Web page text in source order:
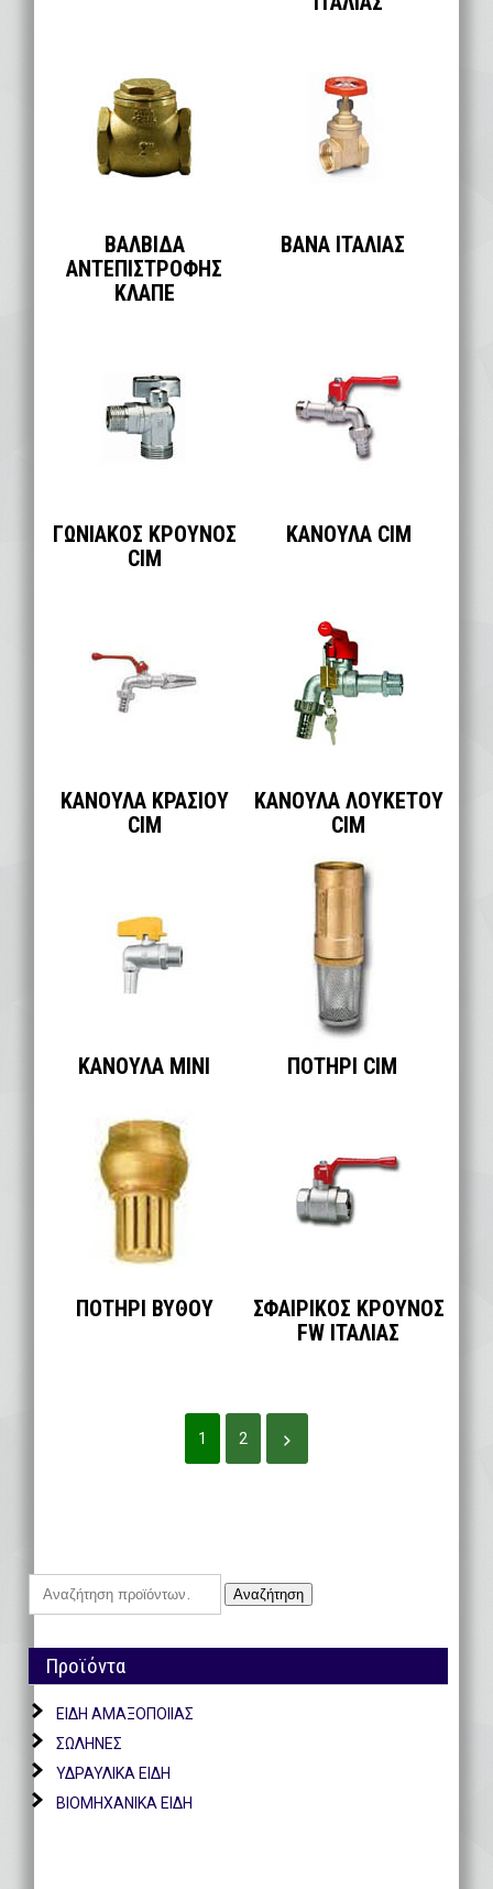
ΒΑΛΒΙΔΑ
ΑΝΤΕΠΙΣΤΡΟΦΗΣ
ΚΛΑΠΕ
ΒΑΝΑ ΙΤΑΛΙΑΣ
ΓΩΝΙΑΚΟΣ ΚΡΟΥΝΟΣ
CIM
ΚΑΝΟΥΛΑ CIM
ΚΑΝΟΥΛΑ ΚΡΑΣΙΟΥ
CIM
ΚΑΝΟΥΛΑ ΛΟΥΚΕΤΟΥ
CIM
ΚΑΝΟΥΛΑ ΜΙΝΙ ΠΟΤΗΡΙ CIM
ΠΟΤΗΡΙ ΒΥΘΟΥ
ΣΦΑΙΡΙΚΟΣ ΚΡΟΥΝΟΣ
FW ΙΤΑΛΙΑΣ
1 2
Αναζήτηση
για:
Αναζήτηση
Προϊόντα
ΕΙΔΗ ΑΜΑΞΟΠΟΙΙΑΣ
ΣΩΛΗΝΕΣ
ΥΔΡΑΥΛΙΚΑ ΕΙΔΗ
ΒΙΟΜΗΧΑΝΙΚΑ ΕΙΔΗ